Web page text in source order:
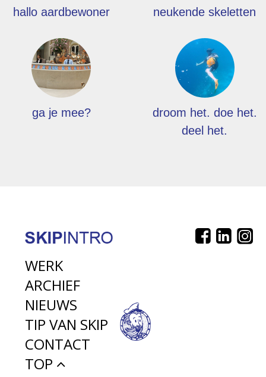
hallo aardbewoner neukende skeletten
ga je mee?
droom het. doe het.
deel het.
WERK
ARCHIEF
NIEUWS
TIP VAN SKIP
CONTACT
TOP